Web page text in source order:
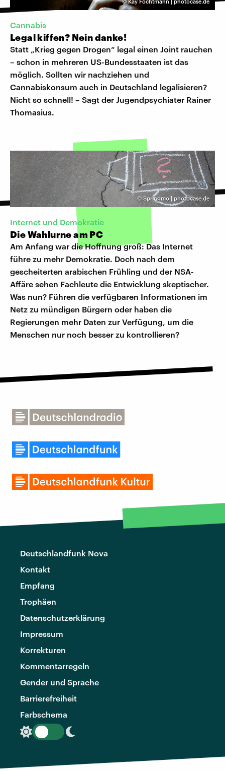
Cannabis
Legal kiffen? Nein danke!
Statt „Krieg gegen Drogen“ legal einen Joint rauchen
– schon in mehreren US-Bundesstaaten ist das
möglich. Sollten wir nachziehen und
Cannabiskonsum auch in Deutschland legalisieren?
Nicht so schnell! – Sagt der Jugendpsychiater Rainer
Thomasius.
©Springmo | photocase.de
Internet und Demokratie
Die Wahlurne am PC
Am Anfang war die Hoffnung groß: Das Internet
führe zu mehr Demokratie. Doch nach dem
gescheiterten arabischen Frühling und der NSA-
Affäre sehen Fachleute die Entwicklung skeptischer.
Was nun? Führen die verfügbaren Informationen im
Netz zu mündigen Bürgern oder haben die
Regierungen mehr Daten zur Verfügung, um die
Menschen nur noch besser zu kontrollieren?
Deutschlandfunk Nova
Kontakt
Empfang
Trophäen
Datenschutzerklärung
Impressum
Korrekturen
Kommentarregeln
Gender und Sprache
Barrierefreiheit
Farbschema